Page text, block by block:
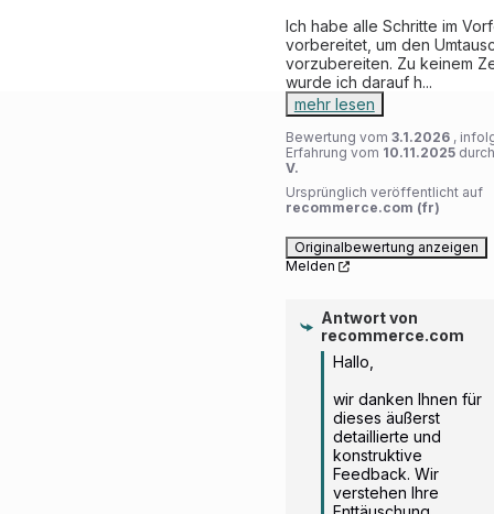
Ich habe alle Schritte im
vorbereitet, um den
vorzubereiten. Zu keinem
wurde ich darauf h...
mehr lesen
Bewertung vom 3.1.2026 ,
Erfahrung vom 10.11.2025
V.
Ursprünglich veröffentlicht auf
recommerce.com (fr)
Originalbewertung anzeigen
Melden
Antwort von
recommerce.com
Hallo,
wir danken Ihnen für
dieses äußerst
detaillierte und
konstruktive
Feedback. Wir
verstehen Ihre